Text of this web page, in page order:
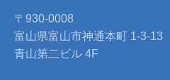
〒930-0008
富山県富山市神通本町 1-3-13
青山第二ビル 4F